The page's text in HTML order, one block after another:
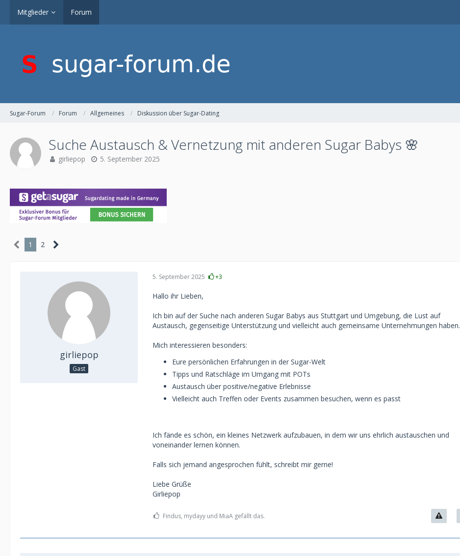
Mitglieder Forum
Sugar-Forum Forum Allgemeines Diskussion über Sugar-Dating
Suche Austausch & Vernetzung mit anderen Sugar Babys 🌸
girliepop 5. September 2025
1 2
girliepop
Gast
5. September 2025 +3
Hallo ihr Lieben,
Ich bin auf der Suche nach anderen Sugar Babys aus Stuttgart und Umgebung, die Lust auf
Austausch, gegenseitige Unterstützung und vielleicht auch gemeinsame Unternehmungen haben.
Mich interessieren besonders:
Eure persönlichen Erfahrungen in der Sugar-Welt
Tipps und Ratschläge im Umgang mit POTs
Austausch über positive/negative Erlebnisse
Vielleicht auch Treffen oder Events zusammen besuchen, wenn es passt
Ich fände es schön, ein kleines Netzwerk aufzubauen, in dem wir uns ehrlich austauschen und
voneinander lernen können.
Falls sich jemand angesprochen fühlt, schreibt mir gerne!
Liebe Grüße
Girliepop
Findus, mydayy und MiaA gefällt das.